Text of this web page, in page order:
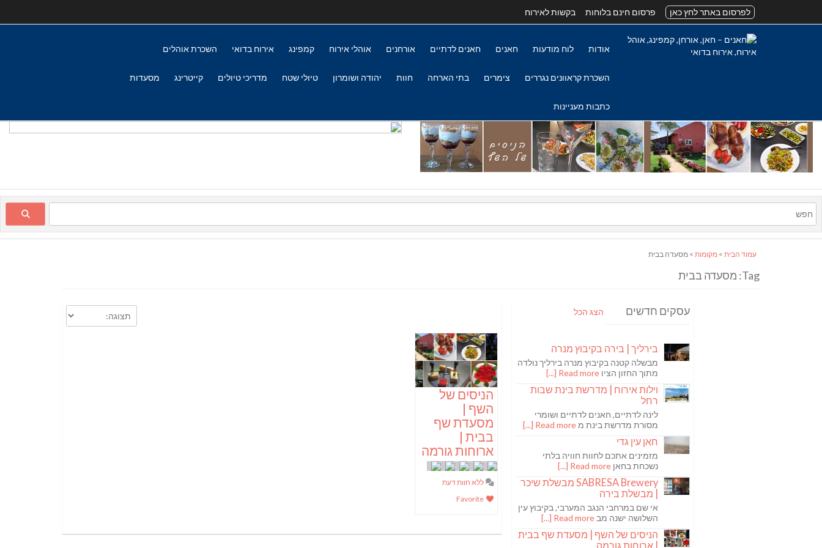
לפרסום באתר לחץ כאן פרסום חינם בלוחות בקשות לאירוח
אודות לוח מודעות חאנים חאנים לדתיים אורחנים אוהלי אירוח קמפינג אירוח בדואי השכרת אוהלים
השכרת קראוונים נגררים צימרים בתי הארחה חוות יהודה ושומרון טיולי שטח מדריכי טיולים קייטרינג מסעדות
כתבות מעניינות
עמוד הבית > מקומות > מסעדה בבית
Tag: מסעדה בבית
הניסים של
השף |
מסעדת שף
בבית |
ארוחות גורמה
ללא חוות דעת
עסקים חדשים הצג הכל
בירליך | בירה בקיבוץ מנרה
מבשלה קטנה בקיבוץ מנרה בירליך נולדה
מתוך החזון הציו Read more [...]
וילות אירוח | מדרשת בינת שבות
רחל
לינה לדתיים, חאנים לדתיים ושומרי
מסורת מדרשת בינת מRead more [...]
חאן עין גדי
מזמינים אתכם לחוות חוויה בלתי
נשכחת בחאן Read more [...]
SABRESA Brewery מבשלת שיכר
| מבשלת בירה
אי שם במרחבי הנגב המערבי, בקיבוץ עין
השלושה ישנה מב Read more [...]
הניסים של השף | מסעדת שף בבית
| ארוחות גורמה